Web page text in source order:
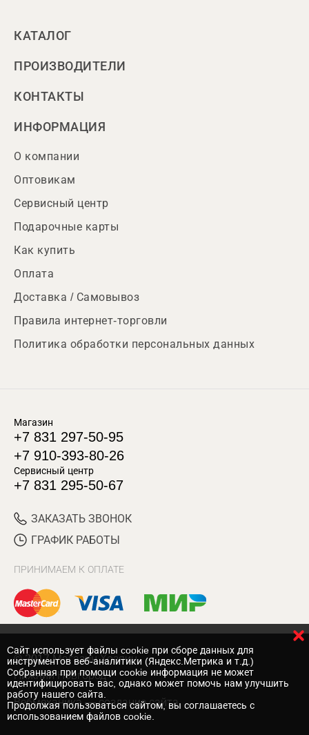
КАТАЛОГ
ПРОИЗВОДИТЕЛИ
КОНТАКТЫ
ИНФОРМАЦИЯ
О компании
Оптовикам
Сервисный центр
Подарочные карты
Как купить
Оплата
Доставка / Самовывоз
Правила интернет-торговли
Политика обработки персональных данных
Магазин
+7 831 297-50-95
+7 910-393-80-26
Сервисный центр
+7 831 295-50-67
ЗАКАЗАТЬ ЗВОНОК
ГРАФИК РАБОТЫ
ПРИНИМАЕМ К ОПЛАТЕ
© 2017 Магазин Хозяин
Нижний Новгород
Вебмеханика — создание сайта
Cайт использует файлы cookie при сборе данных для
инструментов веб-аналитики (Яндекс.Метрика и т.д.)
Собранная при помощи cookie информация не может
идентифицировать вас, однако может помочь нам улучшить
работу нашего сайта.
Продолжая пользоваться сайтом, вы соглашаетесь с
использованием файлов cookie.